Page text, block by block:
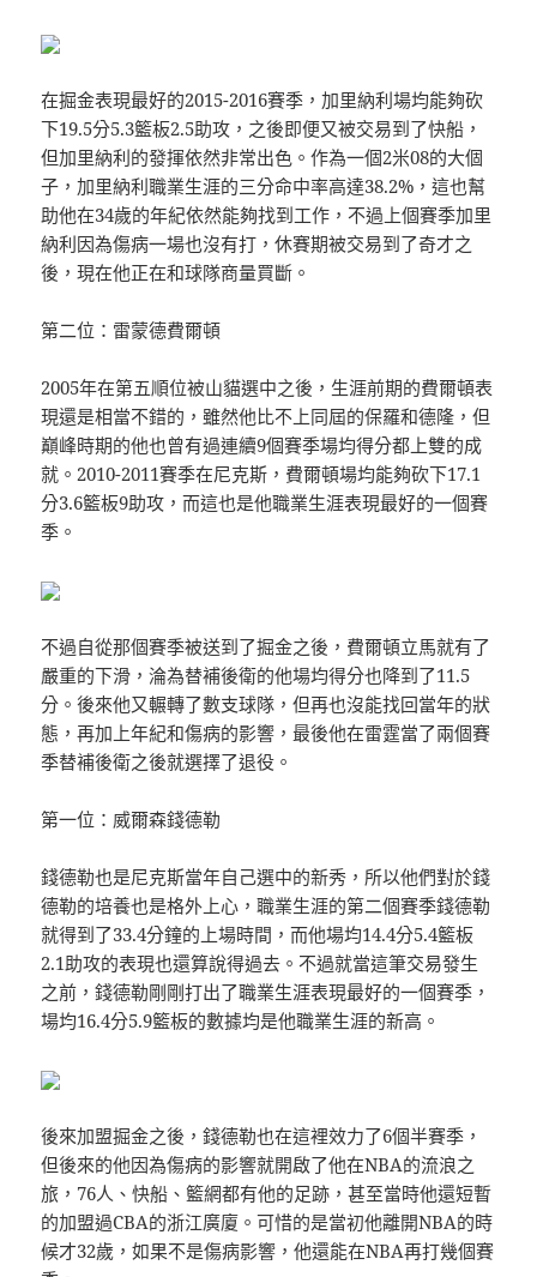
在掘金表現最好的2015-2016賽季，加里納利場均能夠砍
下19.5分5.3籃板2.5助攻，之後即便又被交易到了快船，
但加里納利的發揮依然非常出色。作為一個2米08的大個
子，加里納利職業生涯的三分命中率高達38.2%，這也幫
助他在34歲的年紀依然能夠找到工作，不過上個賽季加里
納利因為傷病一場也沒有打，休賽期被交易到了奇才之
後，現在他正在和球隊商量買斷。
第二位：雷蒙德費爾頓
2005年在第五順位被山貓選中之後，生涯前期的費爾頓表
現還是相當不錯的，雖然他比不上同屆的保羅和德隆，但
巔峰時期的他也曾有過連續9個賽季場均得分都上雙的成
就。2010-2011賽季在尼克斯，費爾頓場均能夠砍下17.1
分3.6籃板9助攻，而這也是他職業生涯表現最好的一個賽
季。
不過自從那個賽季被送到了掘金之後，費爾頓立馬就有了
嚴重的下滑，淪為替補後衛的他場均得分也降到了11.5
分。後來他又輾轉了數支球隊，但再也沒能找回當年的狀
態，再加上年紀和傷病的影響，最後他在雷霆當了兩個賽
季替補後衛之後就選擇了退役。
第一位：威爾森錢德勒
錢德勒也是尼克斯當年自己選中的新秀，所以他們對於錢
德勒的培養也是格外上心，職業生涯的第二個賽季錢德勒
就得到了33.4分鐘的上場時間，而他場均14.4分5.4籃板
2.1助攻的表現也還算說得過去。不過就當這筆交易發生
之前，錢德勒剛剛打出了職業生涯表現最好的一個賽季，
場均16.4分5.9籃板的數據均是他職業生涯的新高。
後來加盟掘金之後，錢德勒也在這裡效力了6個半賽季，
但後來的他因為傷病的影響就開啟了他在NBA的流浪之
旅，76人、快船、籃網都有他的足跡，甚至當時他還短暫
的加盟過CBA的浙江廣廈。可惜的是當初他離開NBA的時
候才32歲，如果不是傷病影響，他還能在NBA再打幾個賽